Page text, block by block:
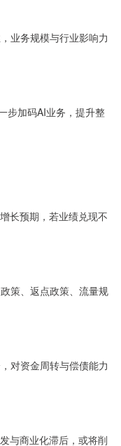
业务规模与行业影响力
步加码AI业务，提升整
长预期，若业绩兑现不
策、返点政策、流量规
对资金周转与偿债能力
与商业化滞后，或将削